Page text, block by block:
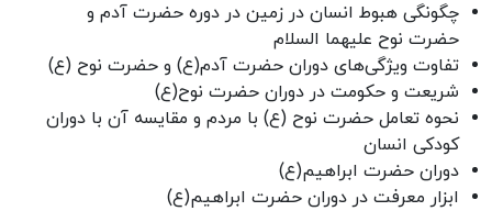
چگونگی هبوط انسان در زمین در دوره حضرت آدم و
حضرت نوح علیهما السلام
تفاوت ویژگی‌های دوران حضرت آدم(ع) و حضرت نوح (ع)
شریعت و حکومت در دوران حضرت نوح(ع)
نحوه تعامل حضرت نوح (ع) با مردم و مقایسه آن با دوران
کودکی انسان
دوران حضرت ابراهیم(ع)
ابزار معرفت در دوران حضرت ابراهیم(ع)